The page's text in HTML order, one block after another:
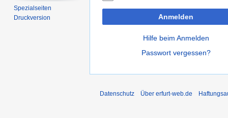
Anmelden
Hilfe beim Anmelden
Passwort vergessen?
Spezialseiten
Druckversion
Datenschutz Über erfurt-web.de